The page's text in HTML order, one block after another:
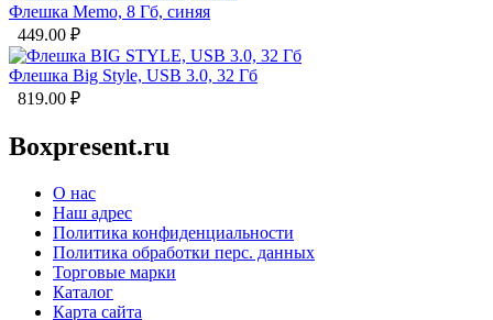
Флешка Memo, 8 Гб, синяя
449.00 ₽
Флешка Big Style, USB 3.0, 32 Гб
819.00 ₽
Boxpresent.ru
О нас
Наш адрес
Политика конфиденциальности
Политика обработки перс. данных
Торговые марки
Каталог
Карта сайта